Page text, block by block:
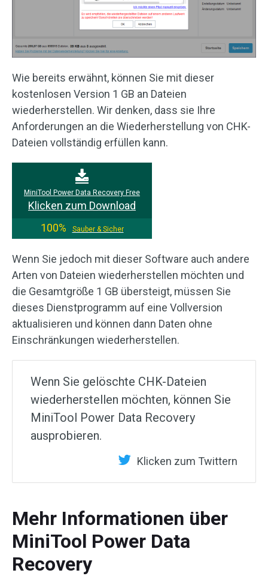
Wie bereits erwähnt, können Sie mit dieser
kostenlosen Version 1 GB an Dateien
wiederherstellen. Wir denken, dass sie Ihre
Anforderungen an die Wiederherstellung von CHK-
Dateien vollständig erfüllen kann.
MiniTool Power Data Recovery Free
Klicken zum Download
100%
Sauber & Sicher
Wenn Sie jedoch mit dieser Software auch andere
Arten von Dateien wiederherstellen möchten und
die Gesamtgröße 1 GB übersteigt, müssen Sie
dieses Dienstprogramm auf eine Vollversion
aktualisieren und können dann Daten ohne
Einschränkungen wiederherstellen.
Wenn Sie gelöschte CHK-Dateien
wiederherstellen möchten, können Sie
MiniTool Power Data Recovery
ausprobieren.
Klicken zum Twittern
Mehr Informationen über
MiniTool Power Data
Recovery